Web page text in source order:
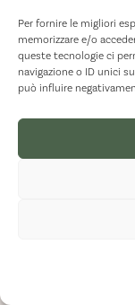
Per fornire le migliori
memorizzare e/o
queste tecnologie ci
navigazione o ID unici
può influire
si